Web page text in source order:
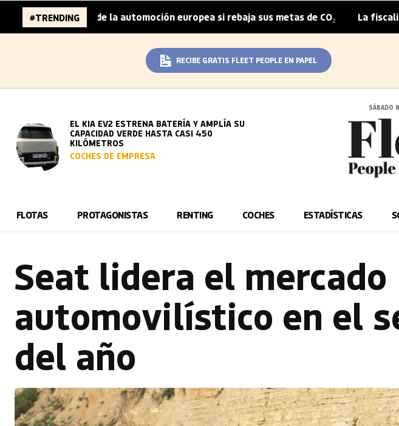
#TRENDING
de la automoción europea si rebaja sus metas de CO₂ | La fiscalidad
RECIBE GRATIS FLEET PEOPLE EN PAPEL
EL KIA EV2 ESTRENA BATERÍA Y AMPLÍA SU
CAPACIDAD VERDE HASTA CASI 450
KILÓMETROS
COCHES DE EMPRESA
SÁBADO
FLOTAS PROTAGONISTAS RENTING COCHES ESTADÍSTICAS
Seat lidera el mercado
automovilístico en el
del año